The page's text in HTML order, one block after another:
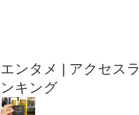
エンタメ | アクセスラ
ンキング